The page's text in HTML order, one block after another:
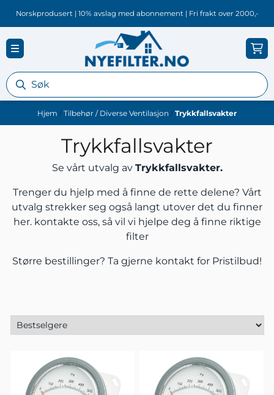
Hopp til innhold
Norskprodusert | 10% avslag med abonnement | Fri frakt over 2000,-
Hjem / Tilbehør / Diverse Ventilasjon / Trykkfallsvakter
Trykkfallsvakter
Se vårt utvalg av Trykkfallsvakter.
Trenger du hjelp med å finne de rette delene? Vårt
utvalg strekker seg også langt utover det du finner
her. kontakte oss, så vil vi hjelpe deg å finne riktige
filter
Større bestillinger? Ta gjerne kontakt for Pristilbud!